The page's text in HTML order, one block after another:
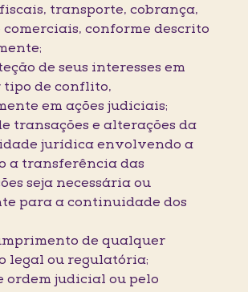
transporte, cobrança,
comerciais, conforme descrito
de seus interesses em
de conflito,
em ações judiciais;
transações e alterações da
jurídica envolvendo a
a transferência das
seja necessária ou
para a continuidade dos
de qualquer
legal ou regulatória;
ordem judicial ou pelo